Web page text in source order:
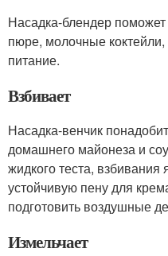
Насадка-блендер
пюре, молочные
питание.
Взбивает
Насадка-венчик
домашнего майонеза и
жидкого теста, взбивания
устойчивую пену для
подготовить воздушные
Измельчает